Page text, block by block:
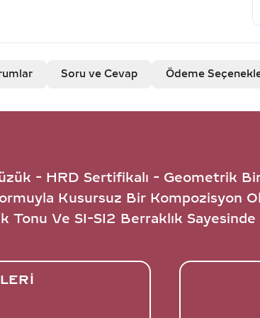
Soru ve Cevap Ödeme
- HRD Sertifikalı - Geometrik
Kusursuz Bir
Tonu Ve SI-SI2 Berraklık